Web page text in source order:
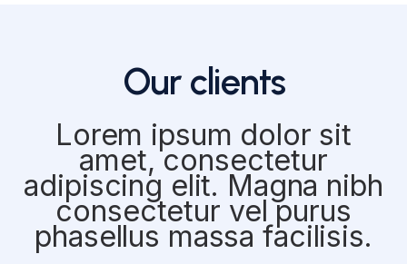
Our clients
Lorem ipsum dolor sit
amet, consectetur
adipiscing elit. Magna nibh
consectetur vel purus
phasellus massa facilisis.